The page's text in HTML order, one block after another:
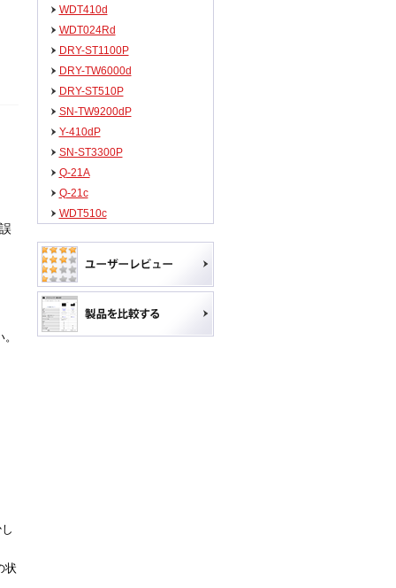
状
WDT410d
WDT024Rd
DRY-ST1100P
DRY-TW6000d
DRY-ST510P
SN-TW9200dP
Y-410dP
SN-ST3300P
Q-21A
Q-21c
WDT510c